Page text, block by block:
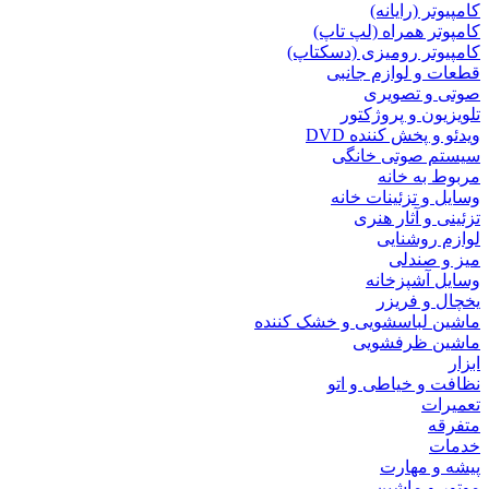
کامپیوتر (رایانه)
کامپوتر همراه (لپ تاپ)
کامپیوتر رومیزی (دسکتاپ)
قطعات و لوازم جانبی
صوتی و تصویری
تلویزیون و پروژکتور
ویدئو و پخش کننده DVD
سیستم صوتی خانگی
مربوط به خانه
وسایل و تزئینات خانه
تزئینی و آثار هنری
لوازم روشنایی
میز و صندلی
وسایل آشپزخانه
یخچال و فریزر
ماشین لباسشویی و خشک کننده
ماشین ظرفشویی
ابزار
نظافت و خیاطی و اتو
تعمیرات
متفرقه
خدمات
پیشه و مهارت